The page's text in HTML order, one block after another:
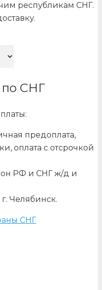
республикам СНГ.
по СНГ
предоплата,
оплата с отсрочкой
РФ и СНГ ж/д и
Челябинск.
СНГ